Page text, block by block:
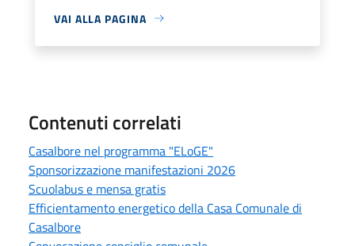
VAI ALLA PAGINA
Contenuti correlati
Casalbore nel programma "ELoGE"
Sponsorizzazione manifestazioni 2026
Scuolabus e mensa gratis
Efficientamento energetico della Casa Comunale di
Casalbore